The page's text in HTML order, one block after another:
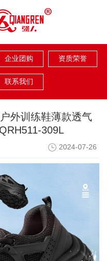
企业团购 资质荣誉
联系我们
外训练鞋薄款透气
309L
2024-07-26